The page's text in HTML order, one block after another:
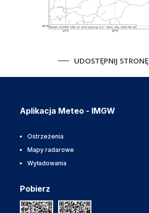
UDOSTĘPNIJ STRONĘ
Aplikacja Meteo - IMGW
Ostrzeżenia
Mapy radarowe
Wyładowania
Pobierz